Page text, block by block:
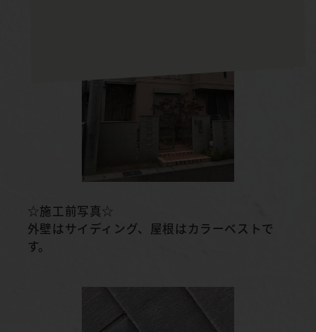
☆施工前写真☆
外壁はサイディング、屋根はカラーベストで
す。